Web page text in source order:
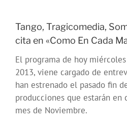
Tango, Tragicomedia,
cita en «Como En Cada
El programa de hoy
2013, viene cargado de
han estrenado el pasado fin
producciones que estarán
mes de Noviembre.